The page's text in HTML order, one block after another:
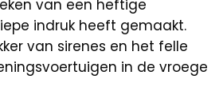
van een heftige
indruk heeft gemaakt.
van sirenes en het felle
in de vroege